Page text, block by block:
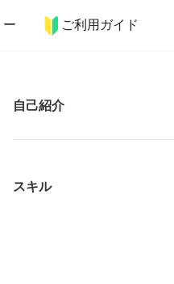
ー ご利用ガイド
ペット 料理
自己紹介
スキル